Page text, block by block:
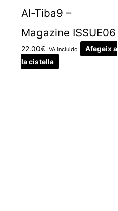
Al-Tiba9 –
Magazine ISSUE06
22.00€ IVA incluido
Afegeix a
la cistella